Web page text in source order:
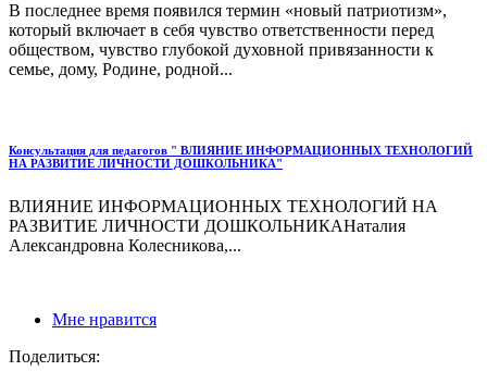
В последнее время появился термин «новый патриотизм»,
который включает в себя чувство ответственности перед
обществом, чувство глубокой духовной привязанности к
семье, дому, Родине, родной...
Консультация для педагогов " ВЛИЯНИЕ ИНФОРМАЦИОННЫХ ТЕХНОЛОГИЙ
НА РАЗВИТИЕ ЛИЧНОСТИ ДОШКОЛЬНИКА"
ВЛИЯНИЕ ИНФОРМАЦИОННЫХ ТЕХНОЛОГИЙ НА
РАЗВИТИЕ ЛИЧНОСТИ ДОШКОЛЬНИКАНаталия
Александровна Колесникова,...
Мне нравится
Поделиться: